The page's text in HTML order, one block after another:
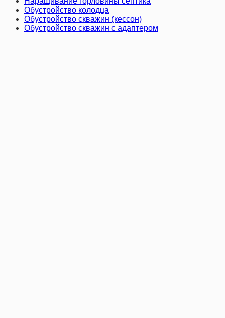
Обустройство колодца
Обустройство скважин (кессон)
Обустройство скважин с адаптером